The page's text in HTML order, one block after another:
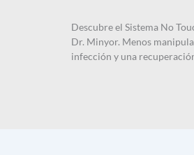
Descubre el Sistema No
Dr. Minyor. Menos
infección y una